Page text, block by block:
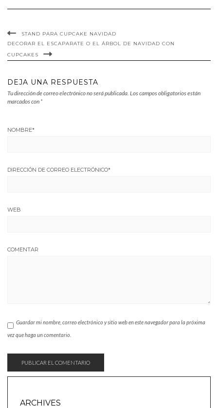
STAND PARA CUPCAKE NAVIDAD
DECORAR EL ESCAPARATE O EL ÁRBOL DE NAVIDAD CON
CUPCAKES
DEJA UNA RESPUESTA
Tu dirección de correo electrónico no será publicada. Los campos obligatorios están
marcados con *
NOMBRE*
DIRECCIÓN DE CORREO ELECTRÓNICO*
WEB
COMENTAR
Guardar mi nombre, correo electrónico y sitio web en este navegador para la próxima
vez que haga un comentario.
ARCHIVES